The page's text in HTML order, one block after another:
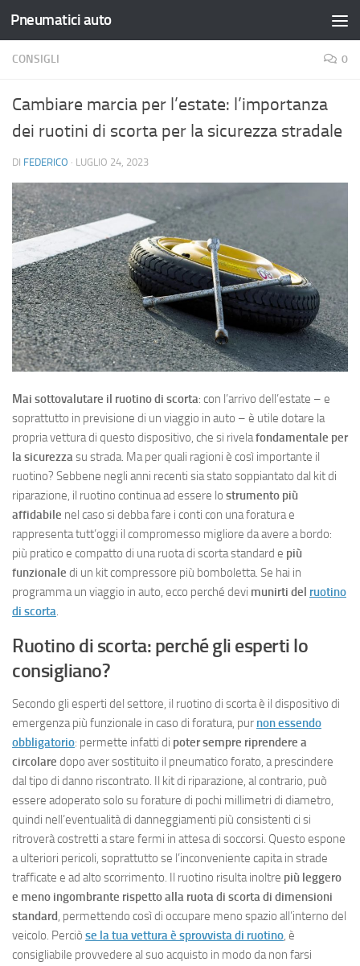
Salta al contenuto
Pneumatici auto
CONSIGLI 0
Cambiare marcia per l’estate: l’importanza
dei ruotini di scorta per la sicurezza stradale
DI FEDERICO · LUGLIO 24, 2023
Mai sottovalutare il ruotino di scorta: con l’arrivo dell’estate – e
soprattutto in previsione di un viaggio in auto – è utile dotare la
propria vettura di questo dispositivo, che si rivelafondamentale per
la sicurezzasu strada. Ma per quali ragioni è così importante il
ruotino? Sebbene negli anni recenti sia stato soppiantato dal kit di
riparazione, il ruotino continua ad essere lo strumento più
affidabile nel caso si debba fare i conti con una foratura e
rappresenta tutt’oggi il compromesso migliore da avere a bordo:
più pratico e compatto di una ruota di scorta standard e più
funzionale di un kit compressore più bomboletta. Se hai in
programma un viaggio in auto, ecco perché devi munirti del ruotino
di scorta.
Ruotino di scorta: perché gli esperti lo
consigliano?
Secondo gli esperti del settore, il ruotino di scorta è il dispositivo di
emergenza più funzionale in caso di foratura, pur non essendo
obbligatorio: permette infatti di poter sempre riprendere a
circolare dopo aver sostituito il pneumatico forato, a prescindere
dal tipo di danno riscontrato. Il kit di riparazione, al contrario, può
essere adoperato solo su forature di pochi millimetri di diametro,
quindi nell’eventualità di danneggiamenti più consistenti ci si
ritroverà costretti a stare fermi in attesa di soccorsi. Questo espone
a ulteriori pericoli, soprattutto se l’inconveniente capita in strade
trafficate e ad alto scorrimento. Il ruotino risulta inoltre più leggero
e meno ingombrante rispetto alla ruota di scorta di dimensioni
standard, permettendo così di occupare meno spazio all’interno del
veicolo. Perciò se la tua vettura è sprovvista di ruotino, è
consigliabile provvedere al suo acquisto in modo da non farsi